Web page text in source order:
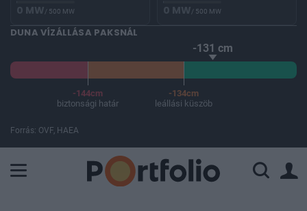
0 MW/ 500 MW 0 MW/ 500 MW
DUNA VÍZÁLLÁSA PAKSNÁL
-131 cm
-144cm
biztonsági határ
-134cm
leállási küszöb
Forrás: OVF, HAEA